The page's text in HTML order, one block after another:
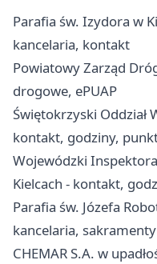
Parafia św. Izydora w
kancelaria, kontakt
Powiatowy Zarząd
drogowe, ePUAP
Świętokrzyski Oddział
kontakt, godziny,
Wojewódzki
Kielcach - kontakt,
Parafia św. Józefa
kancelaria, sakramenty
CHEMAR S.A. w